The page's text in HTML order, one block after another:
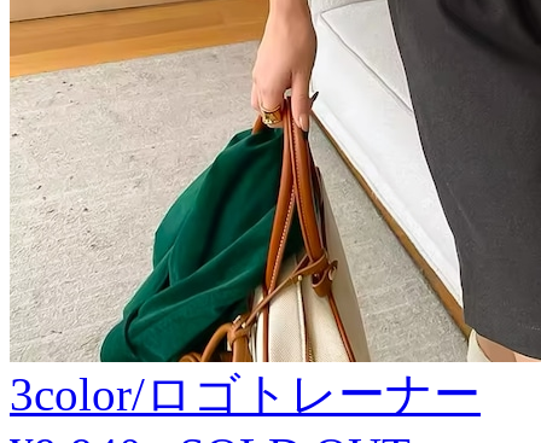
3color/ロゴトレーナー